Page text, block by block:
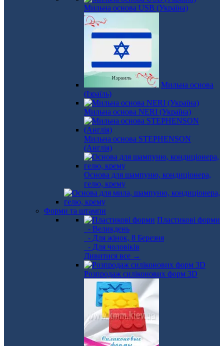
Мильна основа USB (Україна)
Мильна основа
(Ізраїль)
Мильна основа NERI (Україна)
Мильна основа STEPHENSON
(Англія)
Основа для шампуню, кондиціонера,
гелю, крему
Форми та штампи
Пластикові форми
- Великдень
- Для жінок, 8 Березня
- Для чоловіків
Дивитися все →
Розпродаж силіконових форм 3D